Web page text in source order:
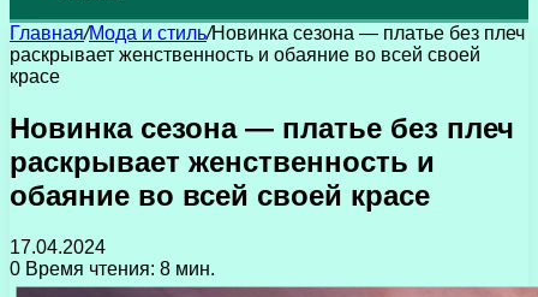
Главная/Мода и стиль/Новинка сезона — платье без плеч
раскрывает женственность и обаяние во всей своей
красе
Новинка сезона — платье без плеч
раскрывает женственность и
обаяние во всей своей красе
17.04.2024
0 Время чтения: 8 мин.